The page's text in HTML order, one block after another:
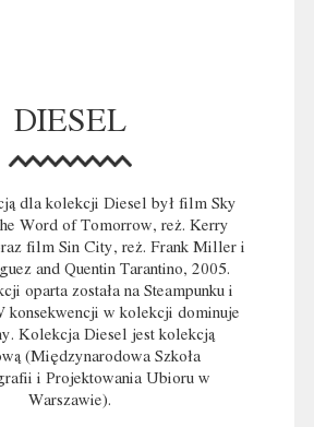
DIESEL
dla kolekcji Diesel był film Sky
Word of Tomorrow, reż. Kerry
film Sin City, reż. Frank Miller i
and Quentin Tarantino, 2005.
oparta została na Steampunku i
konsekwencji w kolekcji dominuje
Kolekcja Diesel jest kolekcją
(Międzynarodowa Szkoła
i Projektowania Ubioru w
Warszawie).